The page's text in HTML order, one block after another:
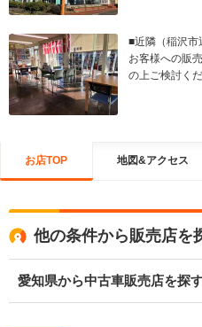
■近隣（稲沢市
お客様への販
の上ご検討く
お店TOP 地図&アクセス
他の条件から販売店を
愛知県から中古車販売店を探